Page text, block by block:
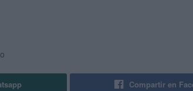
Compartir en